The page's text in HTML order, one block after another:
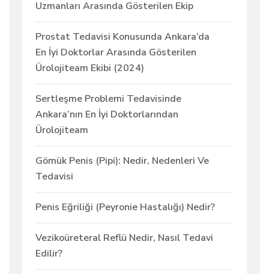
Uzmanları Arasında Gösterilen Ekip
Prostat Tedavisi Konusunda Ankara’da
En İyi Doktorlar Arasında Gösterilen
Ürolojiteam Ekibi (2024)
Sertleşme Problemi Tedavisinde
Ankara’nın En İyi Doktorlarından
Ürolojiteam
Gömük Penis (Pipi): Nedir, Nedenleri Ve
Tedavisi
Penis Eğriliği (Peyronie Hastalığı) Nedir?
Vezikoüreteral Reflü Nedir, Nasıl Tedavi
Edilir?